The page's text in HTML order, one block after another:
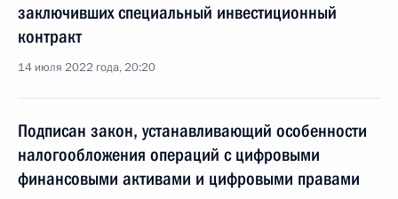
заключивших специальный инвестиционный
контракт
14 июля 2022 года, 20:20
Подписан закон, устанавливающий особенности
налогообложения операций с цифровыми
финансовыми активами и цифровыми правами